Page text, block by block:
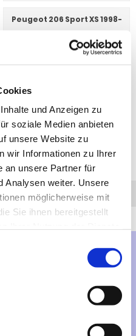
und Anzeigen zu
soziale Medien anbieten
unsere Website zu
wir Informationen zu Ihrer
an unsere Partner für
Analysen weiter. Unsere
möglicherweise mit
Sie ihnen bereitgestellt
Peugeot 206 Sport XS 1998-
Finder